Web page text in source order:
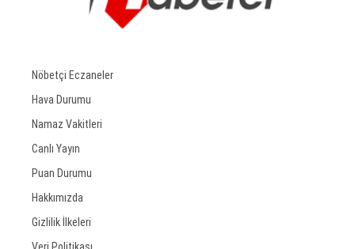
Nöbetçi Eczaneler
Hava Durumu
Namaz Vakitleri
Canlı Yayın
Puan Durumu
Hakkımızda
Gizlilik İlkeleri